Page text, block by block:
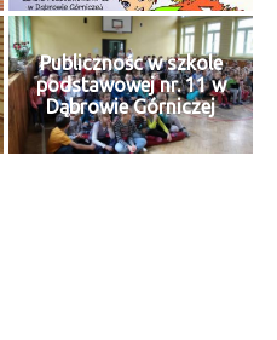
Publicznośc w szkole
podstawowej nr. 11 w
Dąbrowie Górniczej